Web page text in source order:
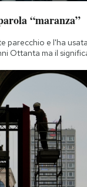
“maranza”
parecchio e l'ha
Ottanta ma il